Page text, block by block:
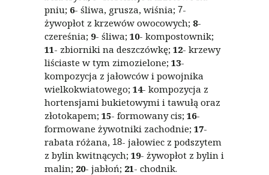
pniu; 6- śliwa, grusza, wiśnia; 7-
żywopłot z krzewów owocowych; 8-
czereśnia; 9- śliwa; 10- kompostownik;
11- zbiorniki na deszczówkę; 12- krzewy
liściaste w tym zimozielone; 13-
kompozycja z jałowców i powojnika
wielkokwiatowego; 14- kompozycja z
hortensjami bukietowymi i tawułą oraz
złotokapem; 15- formowany cis; 16-
formowane żywotniki zachodnie; 17-
rabata różana, 18- jałowiec z podszytem
z bylin kwitnących; 19- żywopłot z bylin i
malin; 20- jabłoń; 21- chodnik.